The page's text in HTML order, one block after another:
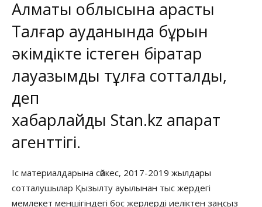
Алматы облысына қарасты
Талғар ауданында бұрын
әкімдікте істеген бірқатар
лауазымды тұлға сотталды,
деп
хабарлайды Stan.kz ақпарат
агенттігі.
Іс материалдарына сәйкес, 2017-2019 жылдары
сотталушылар Қызылту ауылынан тыс жердегі
мемлекет меншігіндегі бос жерлерді иеліктен заңсыз